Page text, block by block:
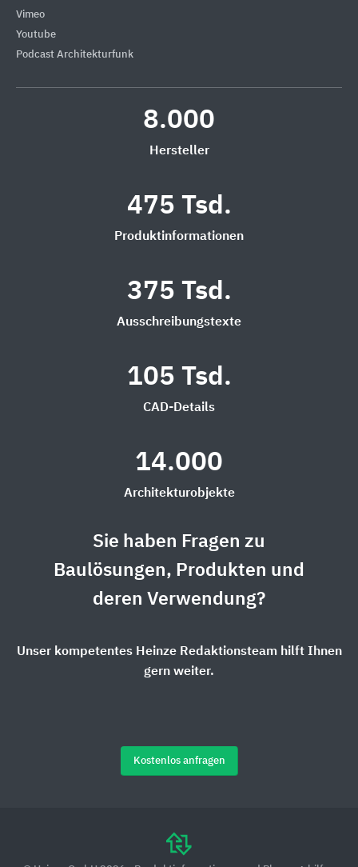
Vimeo
Youtube
Podcast Architekturfunk
8.000
Hersteller
475 Tsd.
Produktinformationen
375 Tsd.
Ausschreibungstexte
105 Tsd.
CAD-Details
14.000
Architekturobjekte
Sie haben Fragen zu
Baulösungen, Produkten und
deren Verwendung?
Unser kompetentes Heinze Redaktionsteam hilft Ihnen
gern weiter.
Kostenlos anfragen